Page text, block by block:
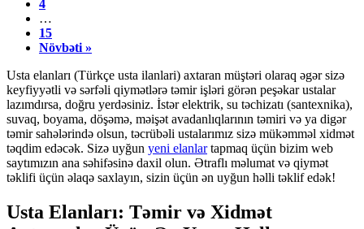
4
…
15
Növbəti »
Usta elanları (Türkçe usta ilanlari) axtaran müştəri olaraq əgər sizə
keyfiyyətli və sərfəli qiymətlərə təmir işləri görən peşəkar ustalar
lazımdırsa, doğru yerdəsiniz. İstər elektrik, su təchizatı (santexnika),
suvaq, boyama, döşəmə, məişət avadanlıqlarının təmiri və ya digər
təmir sahələrində olsun, təcrübəli ustalarımız sizə mükəmməl xidmət
təqdim edəcək. Sizə uyğun yeni elanlartapmaq üçün bizim web
saytımızın ana səhifəsinə daxil olun. Ətraflı məlumat və qiymət
təklifi üçün əlaqə saxlayın, sizin üçün ən uyğun həlli təklif edək!
Usta Elanları: Təmir və Xidmət